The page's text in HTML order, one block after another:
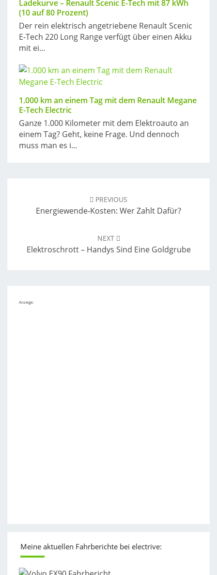
Ladekurve – Renault Scenic E-Tech mit 87 kWh
(10 auf 80 Prozent)
Der rein elektrisch angetriebene Renault Scenic
E-Tech 220 Long Range verfügt über einen Akku
mit ei...
1.000 km an einem Tag mit dem Renault Megane
E-Tech Electric
Ganze 1.000 Kilometer mit dem Elektroauto an
einem Tag? Geht, keine Frage. Und dennoch
muss man es i...
PREVIOUS
Energiewende-Kosten: Wer Zahlt Dafür?
NEXT
Elektroschrott – Handys Sind Eine Goldgrube
Anzeige:
Meine aktuellen Fahrberichte bei electrive: